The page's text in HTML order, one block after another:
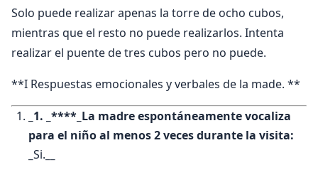
Solo puede realizar apenas la torre de ocho cubos,
mientras que el resto no puede realizarlos. Intenta
realizar el puente de tres cubos pero no puede.
**I Respuestas emocionales y verbales de la made. **
_1. _****_La madre espontáneamente vocaliza
para el niño al menos 2 veces durante la visita:
Si.